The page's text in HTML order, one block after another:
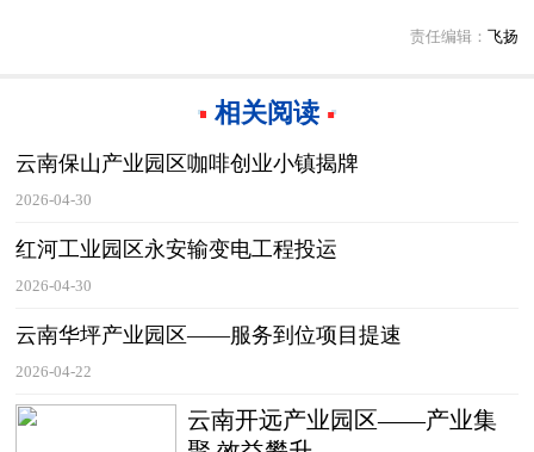
责任编辑： 飞扬
相关阅读
云南保山产业园区咖啡创业小镇揭牌
2026-04-30
红河工业园区永安输变电工程投运
2026-04-30
云南华坪产业园区——服务到位项目提速
2026-04-22
云南开远产业园区——产业集